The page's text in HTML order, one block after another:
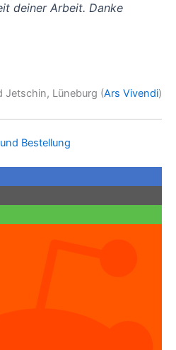
deiner Arbeit. Danke
Jetschin, Lüneburg (Ars Vivendi)
Bestellung